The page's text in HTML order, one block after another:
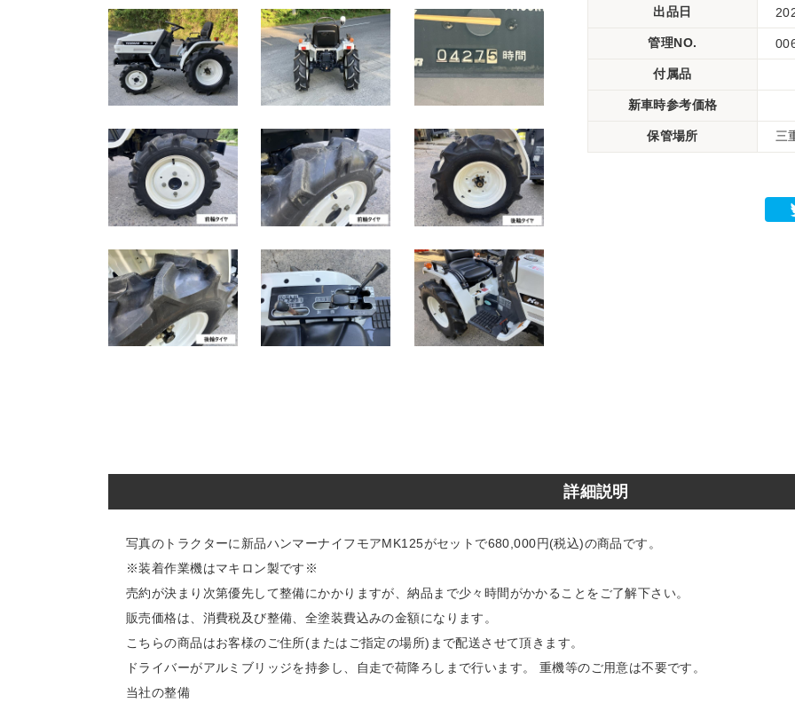
出品日
管理NO.
付属品
新車時参考価格
保管場所 三
詳細説明
写真のトラクターに新品ハンマーナイフモアMK125がセットで680,000円(税込)の商品です。
※装着作業機はマキロン製です※
売約が決まり次第優先して整備にかかりますが、納品まで少々時間がかかることをご了解下さい。
販売価格は、消費税及び整備、全塗装費込みの金額になります。
こちらの商品はお客様のご住所(またはご指定の場所)まで配送させて頂きます。
ドライバーがアルミブリッジを持参し、自走で荷降ろしまで行います。 重機等のご用意は不要です。
当社の整備